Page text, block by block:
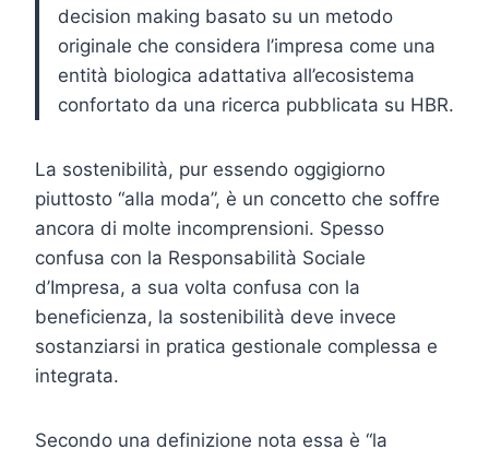
decision making basato su un metodo
originale che considera l’impresa come una
entità biologica adattativa all’ecosistema
confortato da una ricerca pubblicata su HBR.
La sostenibilità, pur essendo oggigiorno
piuttosto “alla moda”, è un concetto che soffre
ancora di molte incomprensioni. Spesso
confusa con la Responsabilità Sociale
d’Impresa, a sua volta confusa con la
beneficienza, la sostenibilità deve invece
sostanziarsi in pratica gestionale complessa e
integrata.
Secondo una definizione nota essa è “la